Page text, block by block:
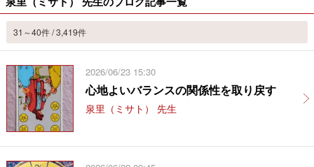
31～40件 / 3,419件
2026/06/23 15:30
心地よいバランスの関係性を取り戻す
泉里（ミサト） 先生